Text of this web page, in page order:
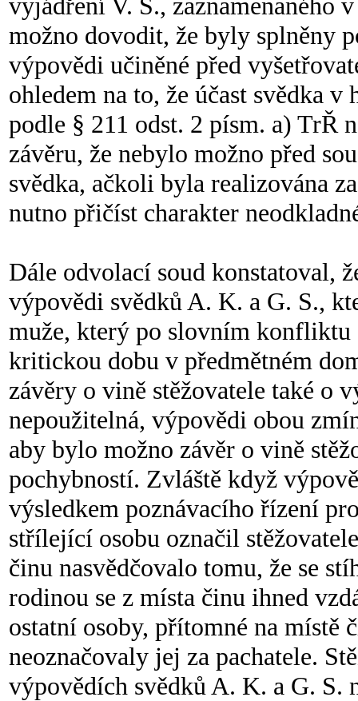
možno dovodit, že byly splněny
výpovědi učiněné před
ohledem na to, že účast svědka
podle § 211 odst. 2 písm. a) TrŘ
závěru, že nebylo možno před
svědka, ačkoli byla realizována
nutno přičíst charakter
Dále odvolací soud konstatoval,
výpovědi svědků A. K. a G. S.,
muže, který po slovním
kritickou dobu v předmětném
závěry o vině stěžovatele také o
nepoužitelná, výpovědi obou
aby bylo možno závěr o vině
pochybností. Zvláště když
výsledkem poznávacího řízení
střílející osobu označil
činu nasvědčovalo tomu, že se
rodinou se z místa činu ihned
ostatní osoby, přítomné na místě
neoznačovaly jej za pachatele.
výpovědích svědků A. K. a G. S.